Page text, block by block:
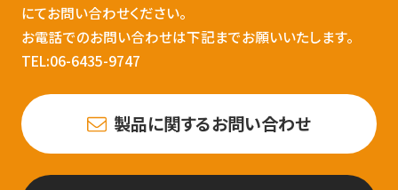
にてお問い合わせください。
お電話でのお問い合わせは下記までお願いいたします。
TEL:06-6435-9747
製品に関するお問い合わせ